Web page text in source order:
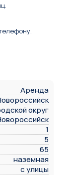
Аренда
округ
1
5
65
наземная
с улицы